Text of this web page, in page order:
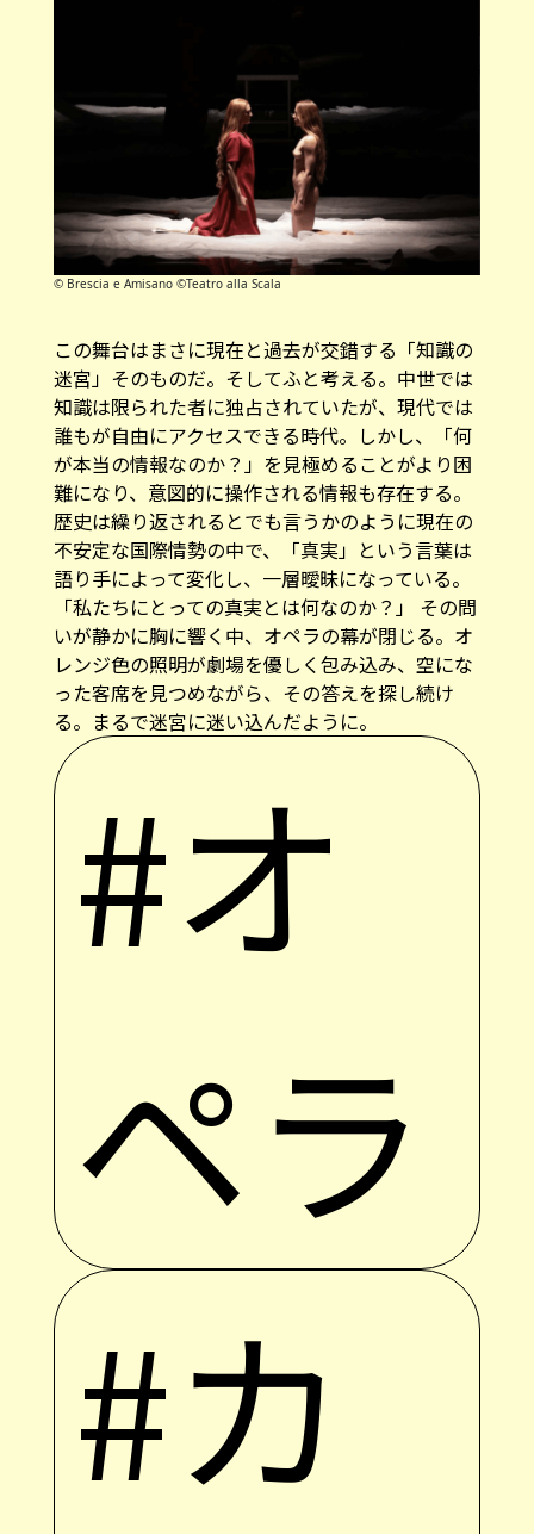
© Brescia e Amisano ©Teatro alla Scala
この舞台はまさに現在と過去が交錯する「知識の
迷宮」そのものだ。そしてふと考える。中世では
知識は限られた者に独占されていたが、現代では
誰もが自由にアクセスできる時代。しかし、「何
が本当の情報なのか？」を見極めることがより困
難になり、意図的に操作される情報も存在する。
歴史は繰り返されるとでも言うかのように現在の
不安定な国際情勢の中で、「真実」という言葉は
語り手によって変化し、一層曖昧になっている。
「私たちにとっての真実とは何なのか？」 その問
いが静かに胸に響く中、オペラの幕が閉じる。オ
レンジ色の照明が劇場を優しく包み込み、空にな
った客席を見つめながら、その答えを探し続け
る。まるで迷宮に迷い込んだように。
#オ
ペラ
#カ